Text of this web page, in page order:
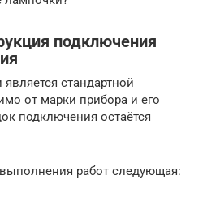
подключения
стандартной
от марки прибора и его
подключения остаётся
работ следующая: